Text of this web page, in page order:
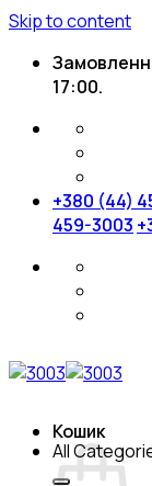
Skip to content
17:00.
+380 (44)
459-3003
Кошик
All